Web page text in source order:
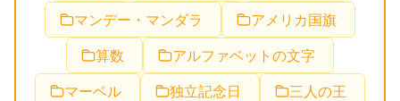
マンデー・マンダラ
アメリカ国旗
算数
アルファベットの文字
マーベル
独立記念日
三人の王